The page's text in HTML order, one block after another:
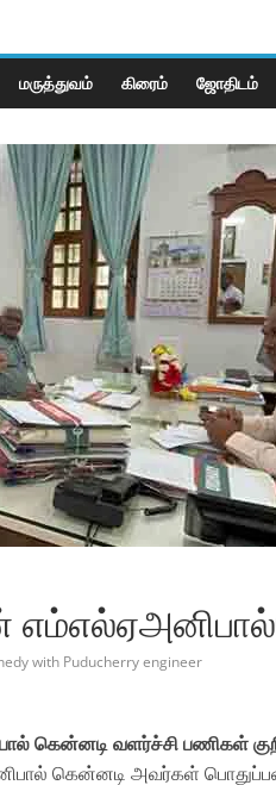
மருத்துவம் கிரைம் ஜோ‌திட‌ம்
with Puducherry engineer
கென்னடி வளர்ச்சி பணிகள்
அனிபால் கென்னடி அவர்கள்